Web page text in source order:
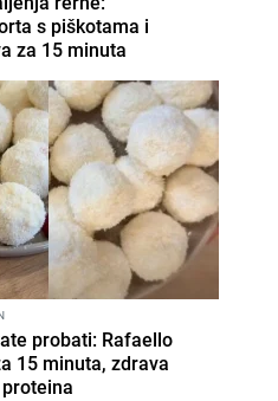
s piškotama i
za 15 minuta
probati: Rafaello
15 minuta, zdrava